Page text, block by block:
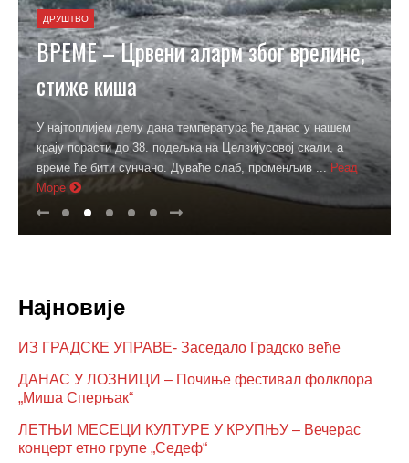
ДРУШТВО
ВРЕМЕ – Црвени аларм због врелине,
стиже киша
У најтоплијем делу дана температура ће данас у нашем
крају порасти до 38. подељка на Целзијусовој скали, а
време ће бити сунчано. Дуваће слаб, променљив ... Реад
Море
Најновије
ИЗ ГРАДСКЕ УПРАВЕ- Заседало Градско веће
ДАНАС У ЛОЗНИЦИ – Почиње фестивал фолклора
„Миша Сперњак“
ЛЕТЊИ МЕСЕЦИ КУЛТУРЕ У КРУПЊУ – Вечерас
концерт етно групе „Седеф“